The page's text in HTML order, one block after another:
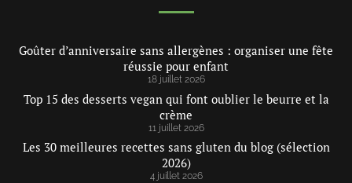
Goûter d’anniversaire sans allergènes : organiser une fête
réussie pour enfant
18 juillet 2026
Top 15 des desserts vegan qui font oublier le beurre et la
crème
11 juillet 2026
Les 30 meilleures recettes sans gluten du blog (sélection
2026)
4 juillet 2026